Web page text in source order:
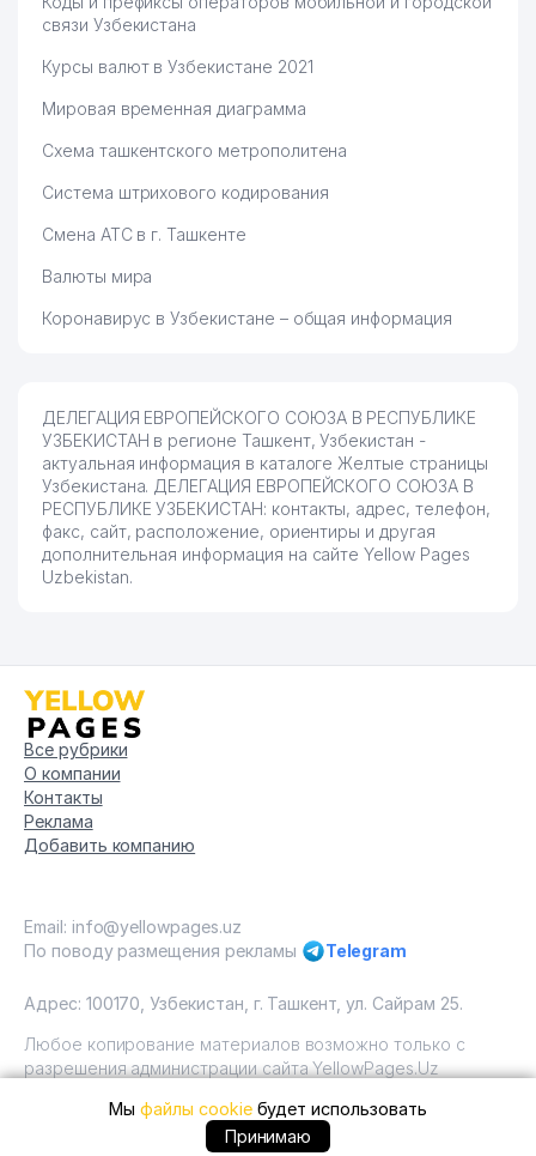
связи Узбекистана
Курсы валют в Узбекистане 2021
Мировая временная диаграмма
Схема ташкентского метрополитена
Система штрихового кодирования
Смена АТС в г. Ташкенте
Валюты мира
Коронавирус в Узбекистане – общая информация
ДЕЛЕГАЦИЯ ЕВРОПЕЙСКОГО СОЮЗА В РЕСПУБЛИКЕ
УЗБЕКИСТАН в регионе Ташкент, Узбекистан -
актуальная информация в каталоге Желтые страницы
Узбекистана. ДЕЛЕГАЦИЯ ЕВРОПЕЙСКОГО СОЮЗА В
РЕСПУБЛИКЕ УЗБЕКИСТАН: контакты, адрес, телефон,
факс, сайт, расположение, ориентиры и другая
дополнительная информация на сайте Yellow Pages
Uzbekistan.
+99878 ... позвонить
Все рубрики
О компании
Контакты
Реклама
Добавить компанию
Email: info@yellowpages.uz
По поводу размещения рекламы
Telegram
Адрес: 100170, Узбекистан, г. Ташкент, ул. Сайрам 25.
Любое копирование материалов возможно только с
разрешения администрации сайта YellowPages.Uz
Copyright © Yellow Pages Uzbekistan, 2009 - 2026 / ООО
"Yellow Pages". Все права защищены All rights reserved.
Мыфайлы cookieбудет использовать
Принимаю